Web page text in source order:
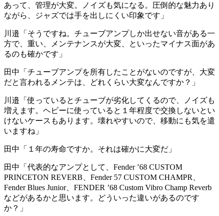
あって、管理が大変。ノイズも気になる。圧倒的な魅力あり
ながら、ジャズでは手を出しにくい印象です」
川邉「そうですね。チューブアンプしか出せない音がある一
方で、重い、メンテナンスが大変、といったマイナス面があ
るのも確かです」
田中「チューブアンプを所有したことがないのですが、大変
だと言われるメンテは、どれくらい大変なんですか？」
川邉「使っているとチューブが劣化してくるので、ノイズも
増えます。ヘビーに使っていると１年程度で交換しないとい
けないケースもあります。壊れやすいので、移動にも気を遣
いますね」
田中「１年の寿命ですか。それは確かに大変だ」
田中「代表的なアンプとして、Fender ’68 CUSTOM
PRINCETON REVERB、Fender 57 CUSTOM CHAMPR、
Fender Blues Junior、FENDER ’68 Custom Vibro Champ Reverb
などがあるかと思います。どういった違いがあるのです
か？」